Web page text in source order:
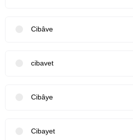
Cibâve
cibavet
Cibâye
Cibayet